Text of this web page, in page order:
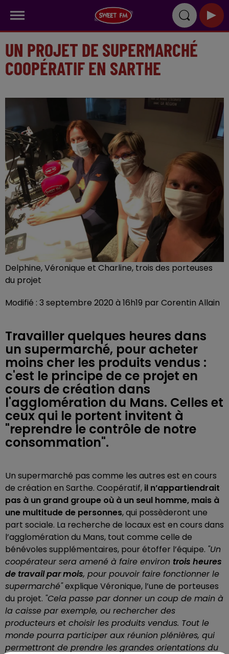
UN PROJET DE SUPERMARCHÉ
COOPÉRATIF EN SARTHE
Delphine, Véronique et Charline, trois des porteuses
du projet
Modifié : 3 septembre 2020 à 16h19 par Corentin Allain
Travailler quelques heures dans
un supermarché, pour acheter
moins cher les produits vendus :
c'est le principe de ce projet en
cours de création dans
l'agglomération du Mans. Celles et
ceux qui le portent invitent à
"reprendre le contrôle de notre
consommation".
Un supermarché pas comme les autres est en cours
de création en Sarthe. Coopératif, il n’appartiendrait
pas à un grand groupe où à un seul homme, mais à
une multitude de personnes, qui possèderont une
part sociale. La recherche de locaux est en cours dans
l’agglomération du Mans, tout comme celle de
bénévoles supplémentaires, pour étoffer l’équipe. "Un
coopérateur sera amené à faire environ trois heures
de travail par mois, pour pouvoir faire fonctionner le
supermarché"explique Véronique, l’une de porteuses
du projet. "Cela passe par donner un coup de main à
la caisse par exemple, ou rechercher des
producteurs et choisir les produits vendus. Tout le
monde pourra participer aux réunion plénières, qui
permettront de prendre les grandes orientations du